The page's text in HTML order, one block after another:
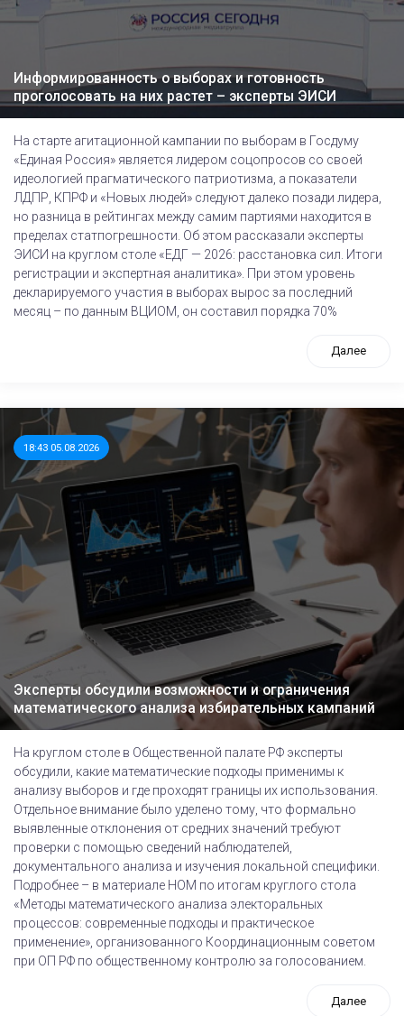
Информированность о выборах и готовность
проголосовать на них растет – эксперты ЭИСИ
На старте агитационной кампании по выборам в Госдуму
«Единая Россия» является лидером соцопросов со своей
идеологией прагматического патриотизма, а показатели
ЛДПР, КПРФ и «Новых людей» следуют далеко позади лидера,
но разница в рейтингах между самим партиями находится в
пределах статпогрешности. Об этом рассказали эксперты
ЭИСИ на круглом столе «ЕДГ — 2026: расстановка сил. Итоги
регистрации и экспертная аналитика». При этом уровень
декларируемого участия в выборах вырос за последний
месяц – по данным ВЦИОМ, он составил порядка 70%
Далее
18:43 05.08.2026
Эксперты обсудили возможности и ограничения
математического анализа избирательных кампаний
На круглом столе в Общественной палате РФ эксперты
обсудили, какие математические подходы применимы к
анализу выборов и где проходят границы их использования.
Отдельное внимание было уделено тому, что формально
выявленные отклонения от средних значений требуют
проверки с помощью сведений наблюдателей,
документального анализа и изучения локальной специфики.
Подробнее – в материале НОМ по итогам круглого стола
«Методы математического анализа электоральных
процессов: современные подходы и практическое
применение», организованного Координационным советом
при ОП РФ по общественному контролю за голосованием.
Далее